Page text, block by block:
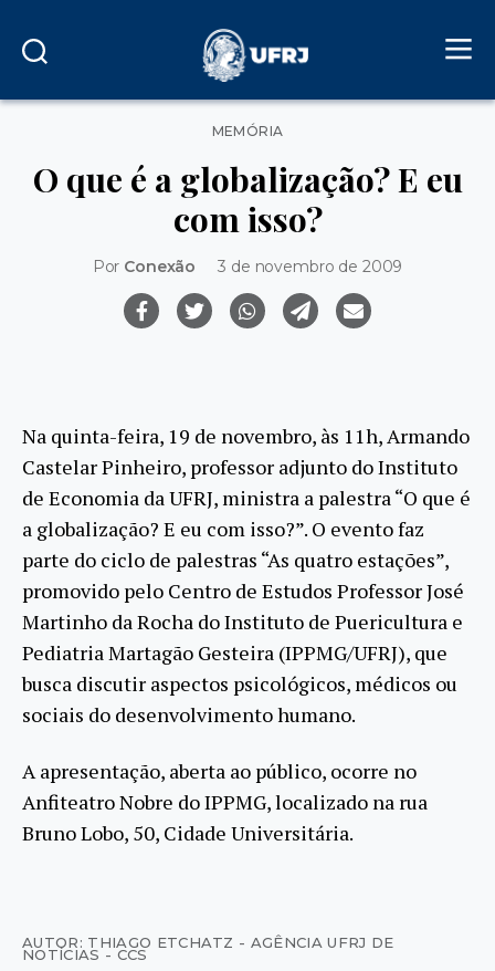
Categorias
MEMÓRIA
O que é a globalização? E eu
com isso?
Por Conexão 3 de novembro de 2009
Na quinta-feira, 19 de novembro, às 11h, Armando
Castelar Pinheiro, professor adjunto do Instituto
de Economia da UFRJ, ministra a palestra “O que é
a globalização? E eu com isso?”. O evento faz
parte do ciclo de palestras “As quatro estações”,
promovido pelo Centro de Estudos Professor José
Martinho da Rocha do Instituto de Puericultura e
Pediatria Martagão Gesteira (IPPMG/UFRJ), que
busca discutir aspectos psicológicos, médicos ou
sociais do desenvolvimento humano.
A apresentação, aberta ao público, ocorre no
Anfiteatro Nobre do IPPMG, localizado na rua
Bruno Lobo, 50, Cidade Universitária.
AUTOR: THIAGO ETCHATZ - AGÊNCIA UFRJ DE
NOTÍCIAS - CCS